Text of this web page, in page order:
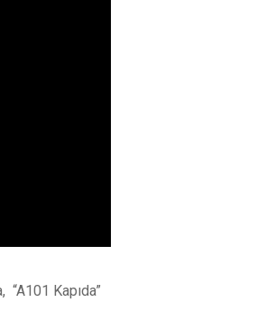
Kapıda”